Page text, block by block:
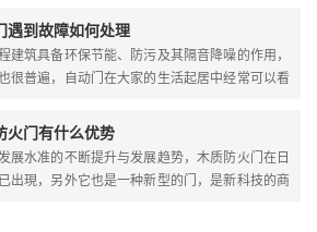
遇到故障如何处理
建筑具备环保节能、防污及其隔音降噪的作用，
很普遍，自动门在大家的生活起居中经常可以看
火门有什么优势
展水准的不断提升与发展趋势，木质防火门在日
出現，另外它也是一种新型的门，是新科技的商